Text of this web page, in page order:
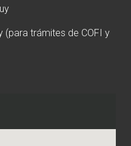
(para trámites de COFI y